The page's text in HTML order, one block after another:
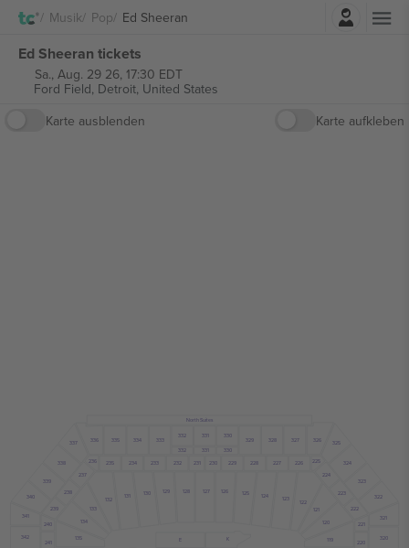
Musik Pop Ed Sheeran
Ed Sheeran tickets
Sa., Aug. 29 26, 17:30 EDT
Ford Field, Detroit, United States
Karte ausblenden
Karte aufkleben
K
E 119
120
121
122
123
124
125
126
127
128
129
130
222
223
224
225
226
227
228
229
230
231
232
233
234
330
331
332
220
221
320
321
322
323
324
325
326
327
328
329
333
334
330
331
332
North Suites
131
132
133
134
135
235
236
237
238
239
240
241
335
336
337
338
339
340
341
342